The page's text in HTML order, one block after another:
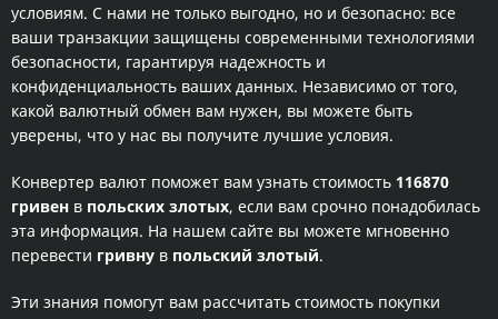
условиям. С нами не только выгодно, но и безопасно: все
ваши транзакции защищены современными технологиями
безопасности, гарантируя надежность и
конфиденциальность ваших данных. Независимо от того,
какой валютный обмен вам нужен, вы можете быть
уверены, что у нас вы получите лучшие условия.
Конвертер валют поможет вам узнать стоимость 116870
гривен в польских злотых, если вам срочно понадобилась
эта информация. На нашем сайте вы можете мгновенно
перевести гривну в польский злотый.
Эти знания помогут вам рассчитать стоимость покупки